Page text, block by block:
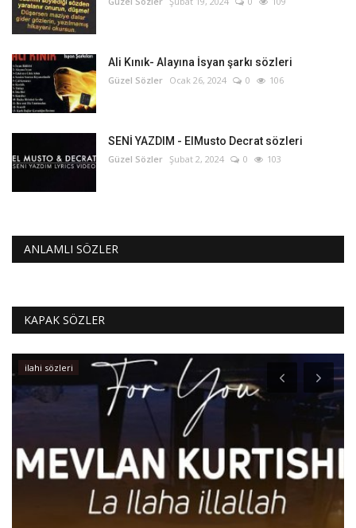
Ali Kınık- Alayına İsyan şarkı sözleri
Güzel Sözler Ocak 26, 2024 0 106
SENİ YAZDIM - ElMusto Decrat sözleri
Güzel Sözler Şubat 2, 2024 0 103
ANLAMLI SÖZLER
KAPAK SÖZLER
ilahi sözleri